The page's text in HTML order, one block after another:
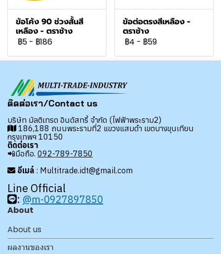
ข้อโค้ง 90 ช่วงสั้นสี
เหลือง - ตราช้าง
฿5 - ฿186
ข้อต่อตรงสีเหลือง -
ตราช้าง
฿4 - ฿59
ติดต่อเรา/Contact us
บริษัท มัลติเทรด อินดัสทรี้ จำกัด (ไฟฟ้าพระราม2)
186,188 ถนนพระรามที่2 แขวงแสมดำ เขตบางขุนเทียน
กรุงเทพฯ 10150
ติดต่อเรา
📲มือถือ. 092-789-7850
อีเมล์ : Multitrade.idt@gmail.com
Line Official
: @m-0927897850
About
About us
ผลงานของเรา